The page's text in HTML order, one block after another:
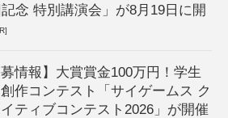
念 特別講演会」が8月19日に開
募情報】大賞賞金100万円！学生
作コンテスト「サイゲームス ク
イティブコンテスト2026」が開催